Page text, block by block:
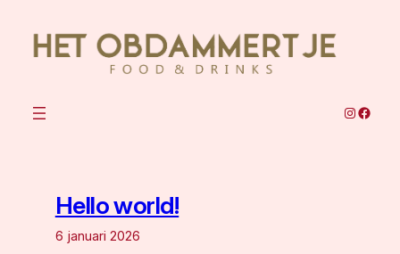
Hello world!
6 januari 2026